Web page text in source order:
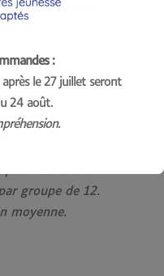
à la déficience
groupe de 12.
moyenne.
:
après le 27 juillet seront
24 août.